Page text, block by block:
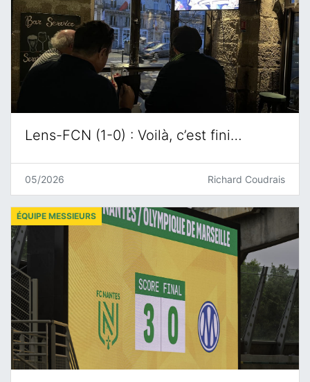
Lens-FCN (1-0) : Voilà, c’est fini…
05/2026 Richard Coudrais
ÉQUIPE MESSIEURS